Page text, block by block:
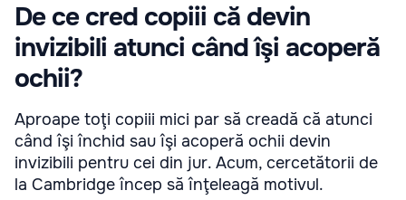
De ce cred copiii că devin
invizibili atunci când îşi acoperă
ochii?
Aproape toţi copiii mici par să creadă că atunci
când îşi închid sau îşi acoperă ochii devin
invizibili pentru cei din jur. Acum, cercetătorii de
la Cambridge încep să înţeleagă motivul.